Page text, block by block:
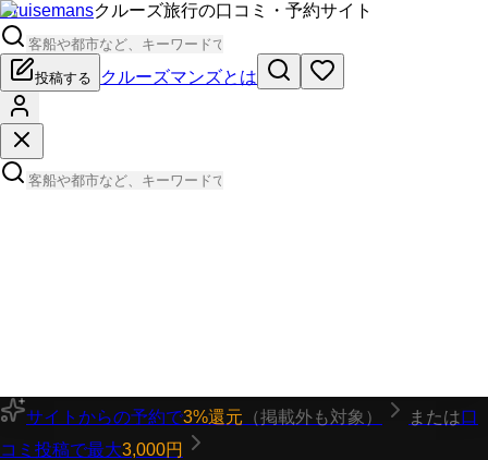
Cruisemansクルーズ旅行の口コミ・予約サイト
投稿する クルーズマンズとは
サイトからの予約で3%還元 （掲載外も対象） または口
コミ投稿で最大3,000円